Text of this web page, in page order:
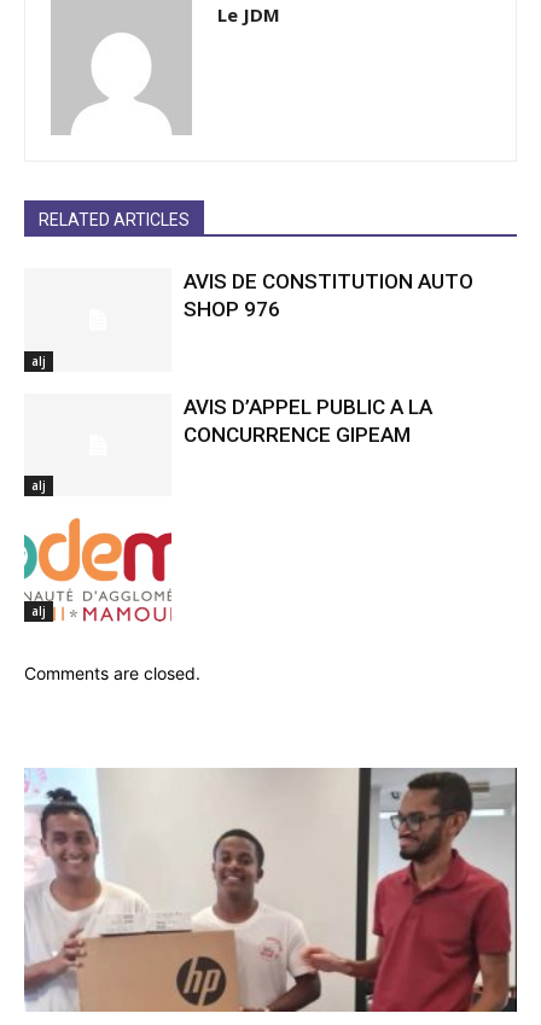
Le JDM
RELATED ARTICLES
alj
AVIS DE CONSTITUTION AUTO
SHOP 976
alj
AVIS D’APPEL PUBLIC A LA
CONCURRENCE GIPEAM
alj
Comments are closed.